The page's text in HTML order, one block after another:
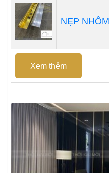
NẸP
Xem thêm